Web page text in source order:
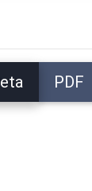
PDF